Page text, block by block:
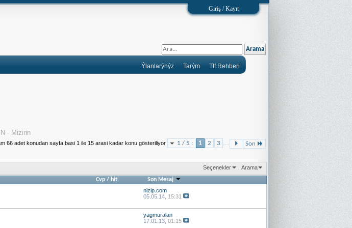
Giriş / Kayıt
Tlf.Rehberi
Tarým
Ýlanlarýnýz
- Mizirin
1 / 5 : 1 2 3 ... Son
66 adet konudan sayfa basi 1 ile 15 arasi kadar konu gösteriliyor
Seçenekler Arama
Cvp / hit Son Mesaj
nizip.com
05.05.14, 15:31
yagmuralan
17.01.13, 01:15